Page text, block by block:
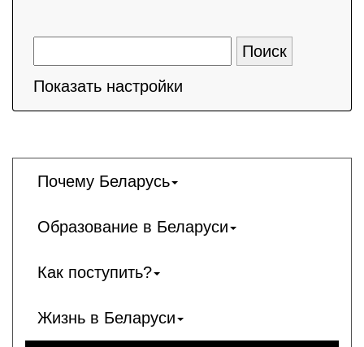
Показать настройки
Почему Беларусь
Образование в Беларуси
Как поступить?
Жизнь в Беларуси